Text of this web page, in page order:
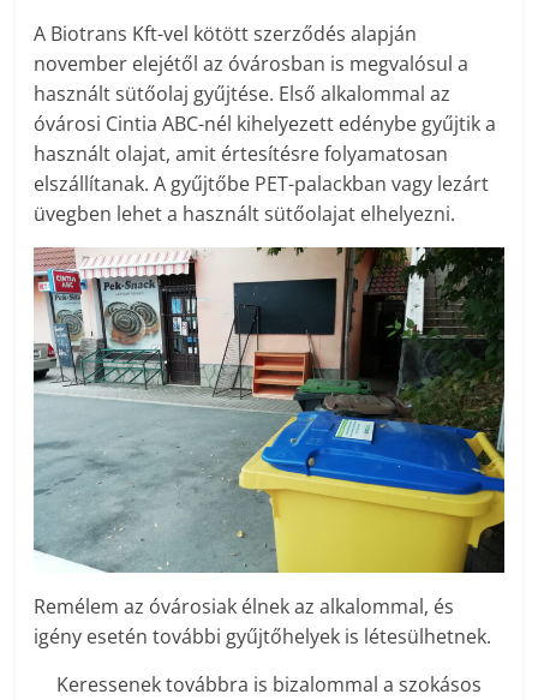
A Biotrans Kft-vel kötött szerződés alapján
november elejétől az óvárosban is megvalósul a
használt sütőolaj gyűjtése. Első alkalommal az
óvárosi Cintia ABC-nél kihelyezett edénybe gyűjtik a
használt olajat, amit értesítésre folyamatosan
elszállítanak. A gyűjtőbe PET-palackban vagy lezárt
üvegben lehet a használt sütőolajat elhelyezni.
Remélem az óvárosiak élnek az alkalommal, és
igény esetén további gyűjtőhelyek is létesülhetnek.
Keressenek továbbra is bizalommal a szokásos